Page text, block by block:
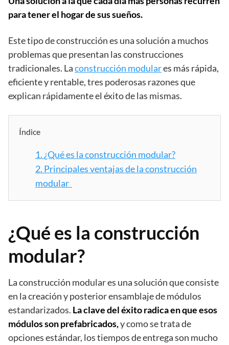
para tener el hogar de sus sueños.
Este tipo de construcción es una solución a muchos
problemas que presentan las construcciones
tradicionales. Laconstrucción modulares más rápida,
eficiente y rentable, tres poderosas razones que
explican rápidamente el éxito de las mismas.
Índice
1. ¿Qué es la construcción modular?
2. Principales ventajas de la construcción
modular
¿Qué es la construcción
modular?
La construcción modular es una solución que consiste
en la creación y posterior ensamblaje de módulos
estandarizados. La clave del éxito radica en que esos
módulos son prefabricados,y como se trata de
opciones estándar, los tiempos de entrega son mucho